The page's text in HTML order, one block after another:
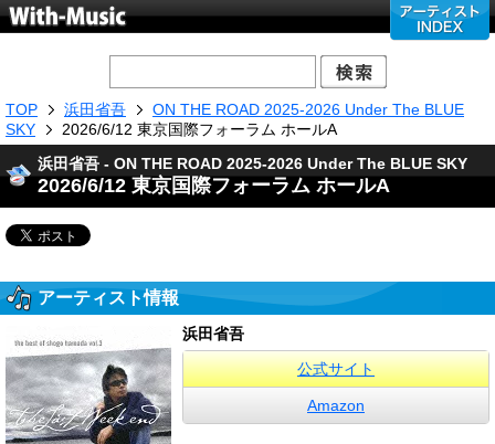
TOP 浜田省吾
ON THE ROAD 2025-2026 Under The BLUE
SKY
2026/6/12 東京国際フォーラム ホールA
浜田省吾 - ON THE ROAD 2025-2026 Under The BLUE SKY
2026/6/12 東京国際フォーラム ホールA
アーティスト情報
浜田省吾
公式サイト
Amazon